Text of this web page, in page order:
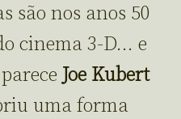
são nos anos 50
cinema 3-D… e
Joe Kubert
uma forma